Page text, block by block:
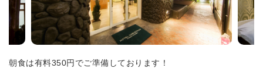
朝食は有料350円でご準備しております！